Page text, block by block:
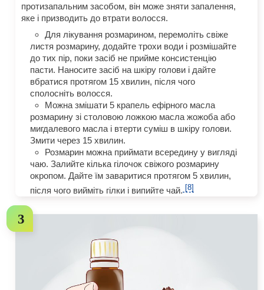
протизапальним засобом, він може зняти запалення,
яке і призводить до втрати волосся.
Для лікування розмарином, перемоліть свіже
листя розмарину, додайте трохи води і розмішайте
до тих пір, поки засіб не прийме консистенцію
пасти. Наносите засіб на шкіру голови і дайте
вбратися протягом 15 хвилин, після чого
сполосніть волосся.
Можна змішати 5 крапель ефірного масла
розмарину зі столовою ложкою масла жожоба або
мигдалевого масла і втерти суміш в шкіру голови.
Змити через 15 хвилин.
Розмарин можна приймати всередину у вигляді
чаю. Залийте кілька гілочок свіжого розмарину
окропом. Дайте їм заваритися протягом 5 хвилин,
після чого вийміть гілки і випийте чай. [8]